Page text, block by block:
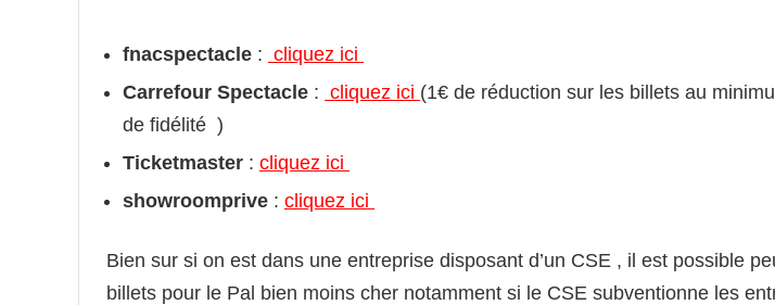
fnacspectacle : cliquez ici
Carrefour Spectacle : cliquez ici (1€ de réduction sur les billets au
de fidélité )
Ticketmaster : cliquez ici
showroomprive : cliquez ici
Bien sur si on est dans une entreprise disposant d’un CSE , il est possible
billets pour le Pal bien moins cher notamment si le CSE subventionne les